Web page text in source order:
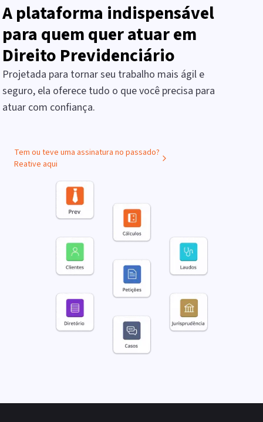
A plataforma indispensável
para quem quer atuar em
Direito Previdenciário
Projetada para tornar seu trabalho mais ágil e
seguro, ela oferece tudo o que você precisa para
atuar com confiança.
Tem ou teve uma assinatura no passado?
Reative aqui